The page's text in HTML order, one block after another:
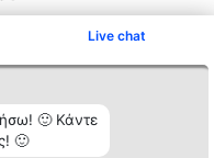
Live chat
🙂 Κάντε
🙂